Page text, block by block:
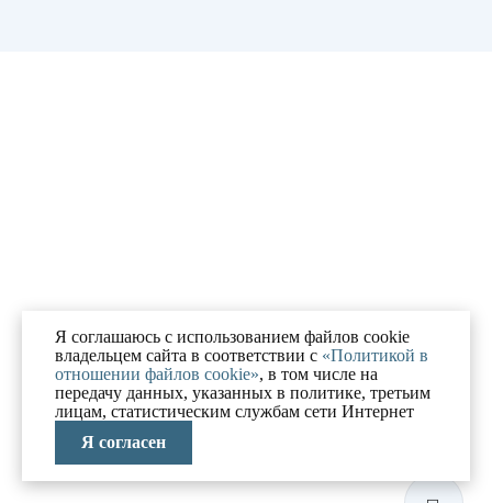
Я соглашаюсь с использованием файлов cookie
владельцем сайта в соответствии с «Политикой в
отношении файлов cookie», в том числе на
передачу данных, указанных в политике, третьим
лицам, статистическим службам сети Интернет
Я согласен